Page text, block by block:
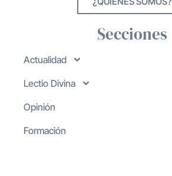
Secciones
Actualidad
Lectio Divina
Opinión
Formación